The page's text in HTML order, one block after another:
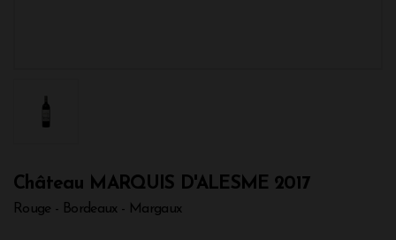
Château MARQUIS D'ALESME 2017
Rouge - Bordeaux - Margaux